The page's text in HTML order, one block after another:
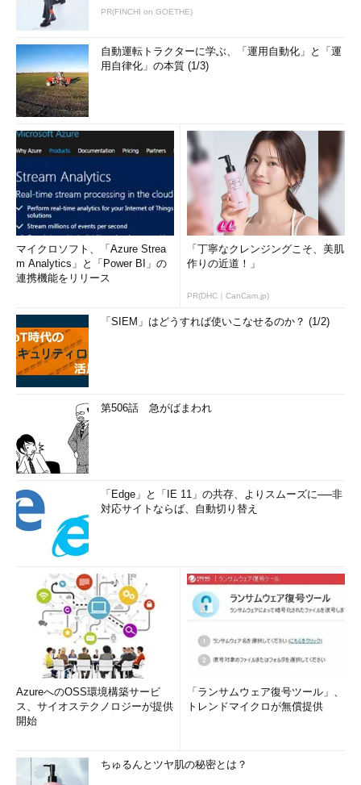
PR(FINCHI on GOETHE)
自動運転トラクターに学ぶ、「運用自動化」と「運
用自律化」の本質 (1/3)
マイクロソフト、「Azure Strea
m Analytics」と「Power BI」の
連携機能をリリース
「丁寧なクレンジングこそ、美肌
作りの近道！」
PR(DHC｜CanCam.jp)
「SIEM」はどうすれば使いこなせるのか？ (1/2)
第506話 急がばまわれ
「Edge」と「IE 11」の共存、よりスムーズに──非
対応サイトならば、自動切り替え
AzureへのOSS環境構築サービ
ス、サイオステクノロジーが提供
開始
「ランサムウェア復号ツール」、
トレンドマイクロが無償提供
ちゅるんとツヤ肌の秘密とは？